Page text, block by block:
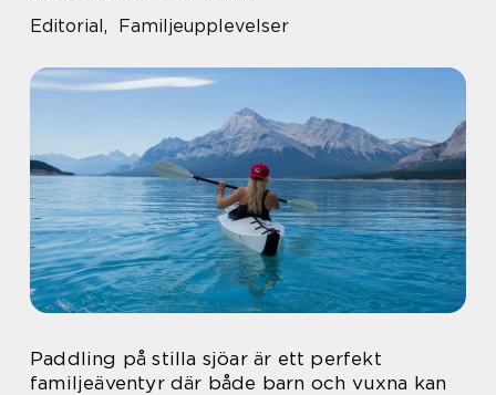
Editorial, Familjeupplevelser
Paddling på stilla sjöar är ett perfekt
familjeäventyr där både barn och vuxna kan